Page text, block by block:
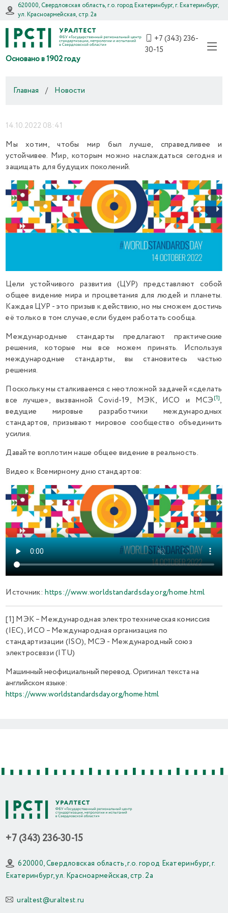
620000, Свердловская область, г.о. город Екатеринбург, г. Екатеринбург,
ул. Красноармейская, стр. 2а
Основано в 1902 году
+7 (343) 236-
30-15
Главная / Новости
14.10.2022 08:41
Мы хотим, чтобы мир был лучше, справедливее и
устойчивее. Мир, которым можно наслаждаться сегодня и
защищать для будущих поколений.
Цели устойчивого развития (ЦУР) представляют собой
общее видение мира и процветания для людей и планеты.
Каждая ЦУР - это призыв к действию, но мы сможем достичь
её только в том случае, если будем работать сообща.
Международные стандарты предлагают практические
решения, которые мы все можем принять. Используя
международные стандарты, вы становитесь частью
решения.
Поскольку мы сталкиваемся с неотложной задачей «сделать
все лучше», вызванной Covid-19, МЭК, ИСО и МСЭ[1],
ведущие мировые разработчики международных
стандартов, призывают мировое сообщество объединить
усилия.
Давайте воплотим наше общее видение в реальность.
Видео к Всемирному дню стандартов:
Источник:https://www.worldstandardsday.org/home.html
[1] МЭК – Международная электротехническая комиссия
(IEC), ИСО – Международная организация по
стандартизации (ISO), МСЭ - Международный союз
электросвязи (ITU)
Машинный неофициальный перевод. Оригинал текста на
английском языке:
https://www.worldstandardsday.org/home.html
+7 (343) 236-30-15
620000, Свердловская область, г.о. город Екатеринбург, г.
Екатеринбург, ул. Красноармейская, стр. 2а
uraltest@uraltest.ru